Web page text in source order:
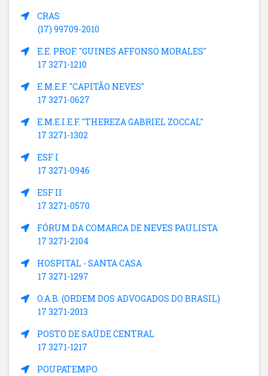
CRAS
(17) 99709-2010
E.E. PROF. "GUINES AFFONSO MORALES"
17 3271-1210
E.M.E.F. "CAPITÃO NEVES"
17 3271-0627
E.M.E.I.E.F. "THEREZA GABRIEL ZOCCAL"
17 3271-1302
ESF I
17 3271-0946
ESF II
17 3271-0570
FÓRUM DA COMARCA DE NEVES PAULISTA
17 3271-2104
HOSPITAL - SANTA CASA
17 3271-1297
O.A.B. (ORDEM DOS ADVOGADOS DO BRASIL)
17 3271-2013
POSTO DE SAÚDE CENTRAL
17 3271-1217
POUPATEMPO